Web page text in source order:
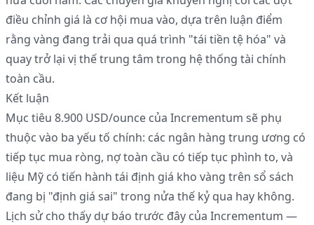
điều chỉnh giá là cơ hội mua vào, dựa trên luận điểm
rằng vàng đang trải qua quá trình "tái tiền tệ hóa" và
quay trở lại vị thế trung tâm trong hệ thống tài chính
toàn cầu.
Kết luận
Mục tiêu 8.900 USD/ounce của Incrementum sẽ phụ
thuộc vào ba yếu tố chính: các ngân hàng trung ương có
tiếp tục mua ròng, nợ toàn cầu có tiếp tục phình to, và
liệu Mỹ có tiến hành tái định giá kho vàng trên sổ sách
đang bị "định giá sai" trong nửa thế kỷ qua hay không.
Lịch sử cho thấy dự báo trước đây của Incrementum —